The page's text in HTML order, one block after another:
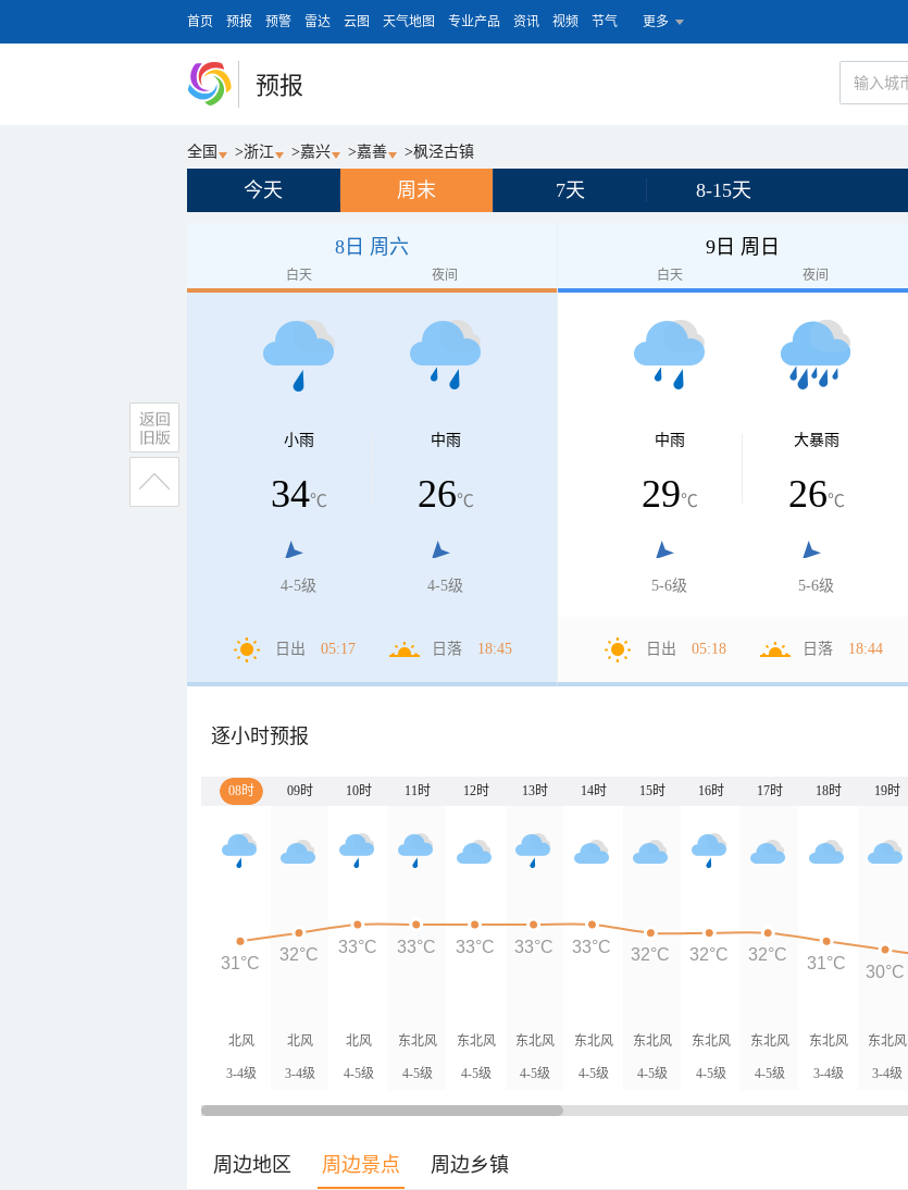
首页 预报 预警 雷达 云图 天气地图 专业产品 资讯 视频 节气 更多
预报
全国 >浙江 >嘉兴 >嘉善 >枫泾古镇
今天 周末 7天 8-15天
8日 周六
白天 夜间
小雨
34℃
4-5级
中雨
26℃
4-5级
日出 05:17 日落 18:45
9日 周日
白天 夜间
中雨
29℃
5-6级
大暴雨
26℃
5-6级
日出 05:18 日落 18:44
逐小时预报
08时 09时 10时 11时 12时 13时 14时 15时 16时 17时 18时 19时
北风
3-4级
北风
3-4级
北风
4-5级
东北风
4-5级
东北风
4-5级
东北风
4-5级
东北风
4-5级
东北风
4-5级
东北风
4-5级
东北风
4-5级
东北风
3-4级
东北风
3-4级
31°C 32°C 33°C 33°C 33°C 33°C 33°C 32°C 32°C 32°C 31°C 30°C
周边地区 周边景点 周边乡镇